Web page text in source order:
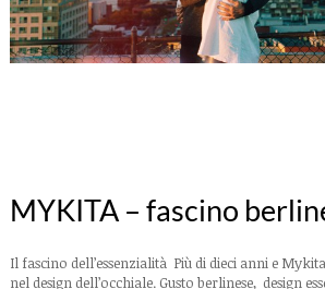
MYKITA – fascino
Il fascino dell’essenzialità Più di dieci anni e
nel design dell’occhiale. Gusto berlinese, design